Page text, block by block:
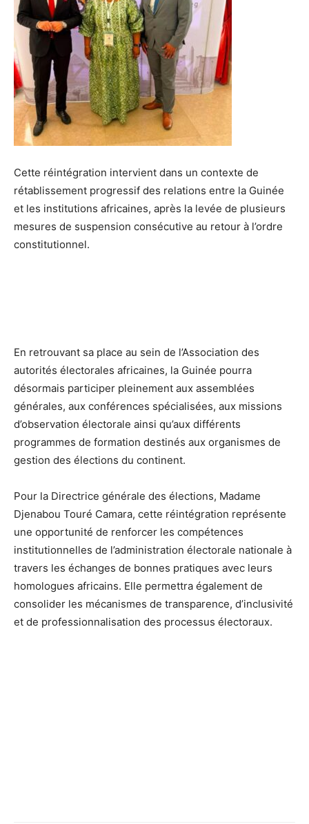
Cette réintégration intervient dans un contexte de
rétablissement progressif des relations entre la Guinée
et les institutions africaines, après la levée de plusieurs
mesures de suspension consécutive au retour à l’ordre
constitutionnel.
En retrouvant sa place au sein de l’Association des
autorités électorales africaines, la Guinée pourra
désormais participer pleinement aux assemblées
générales, aux conférences spécialisées, aux missions
d’observation électorale ainsi qu’aux différents
programmes de formation destinés aux organismes de
gestion des élections du continent.
Pour la Directrice générale des élections, Madame
Djenabou Touré Camara, cette réintégration représente
une opportunité de renforcer les compétences
institutionnelles de l’administration électorale nationale à
travers les échanges de bonnes pratiques avec leurs
homologues africains. Elle permettra également de
consolider les mécanismes de transparence, d’inclusivité
et de professionnalisation des processus électoraux.